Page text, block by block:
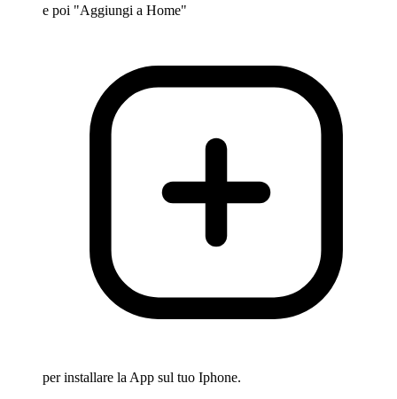
e poi "Aggiungi a Home"
per installare la App sul tuo Iphone.